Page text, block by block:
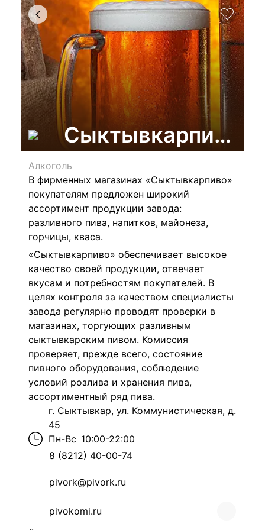
Сыктывкарпиво,
Алкоголь
В фирменных магазинах «Сыктывкарпиво»
покупателям предложен широкий
ассортимент продукции завода:
разливного пива, напитков, майонеза,
горчицы, кваса.
«Сыктывкарпиво» обеспечивает высокое
качество своей продукции, отвечает
вкусам и потребностям покупателей. В
целях контроля за качеством специалисты
завода регулярно проводят проверки в
магазинах, торгующих разливным
сыктывкарским пивом. Комиссия
проверяет, прежде всего, состояние
пивного оборудования, соблюдение
условий розлива и хранения пива,
ассортиментный ряд пива.
г. Сыктывкар, ул. Коммунистическая, д.
45
Пн-Вс 10:00-22:00
8 (8212) 40-00-74
pivork@pivork.ru
pivokomi.ru